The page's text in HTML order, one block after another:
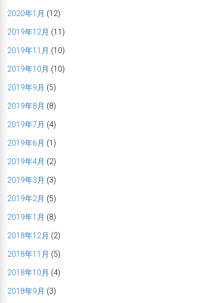
2020年1月 (12)
2019年12月 (11)
2019年11月 (10)
2019年10月 (10)
2019年9月 (5)
2019年8月 (8)
2019年7月 (4)
2019年6月 (1)
2019年4月 (2)
2019年3月 (3)
2019年2月 (5)
2019年1月 (8)
2018年12月 (2)
2018年11月 (5)
2018年10月 (4)
2018年9月 (3)